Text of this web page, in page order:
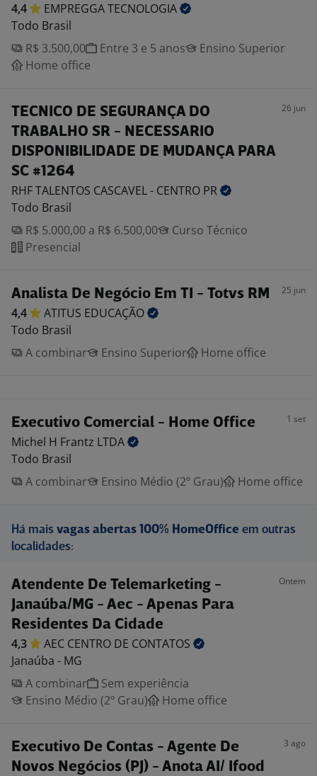
4,4 EMPREGGATECNOLOGIA
Todo Brasil
R$ 3.500,00
Entre 3 e 5 anos
Ensino Superior
Home office
TECNICO DE SEGURANÇA DO
TRABALHO SR - NECESSARIO
DISPONIBILIDADE DE MUDANÇA PARA
SC #1264
26 jun
RHF TALENTOS CASCAVEL - CENTRO PR
Todo Brasil
R$ 5.000,00 a R$ 6.500,00
Curso Técnico
Presencial
Analista De Negócio Em TI - Totvs RM 25 jun
4,4 ATITUS EDUCAÇÃO
Todo Brasil
A combinar
Ensino Superior Home office
Executivo Comercial - Home Office 1 set
Michel H Frantz LTDA
Todo Brasil
A combinar
Ensino Médio (2º Grau) Home office
Há mais vagas abertas 100% HomeOffice em outras
localidades:
Atendente De Telemarketing -
Janaúba/MG - Aec - Apenas Para
Residentes Da Cidade
Ontem
4,3 AEC CENTRO DE CONTATOS
Janaúba - MG
A combinar
Sem experiência
Ensino Médio (2º Grau)
Home office
Executivo De Contas - Agente De
Novos Negócios (PJ) - Anota AI/ Ifood
3 ago